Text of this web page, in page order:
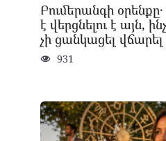
Բումերանգի օրենքը․
է վերցնելու է այն,
չի ցանկացել վճարել
931